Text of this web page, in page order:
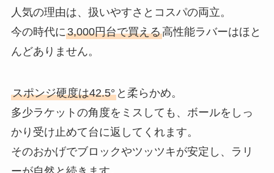
人気の理由は、扱いやすさとコスパの両立。
今の時代に3,000円台で買える高性能ラバーはほと
んどありません。
スポンジ硬度は42.5°と柔らかめ。
多少ラケットの角度をミスしても、ボールをしっ
かり受け止めて台に返してくれます。
そのおかげでブロックやツッツキが安定し、ラリ